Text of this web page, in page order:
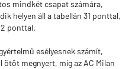
mindkét csapat számára,
helyen áll a tabellán 31 ponttal,
ponttal.
esélyesnek számít,
megnyert, míg az AC Milan